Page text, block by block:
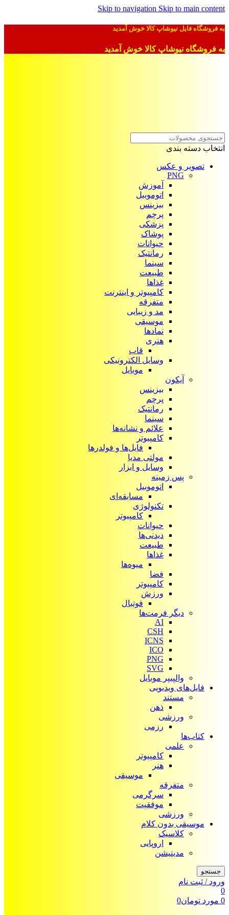
Skip to navigation Skip to main content
به فروشگاه فایل نیوشاپ کالا خوش آمدید
به فروشگاه نیوشاپ کالا خوش آمدید
انتخاب دسته بندی
تصویر و عکس
PNG
آموزش
اتوموبیل
بیزینس
پرچم
پزشکی
پوشاک
حیوانات
رمانتیک
سینما
طبیعت
غذاها
کامپیوتر و اینترنت
متفرقه
مد و زیبایی
موسیقی
نمادها
هنری
قاب
وسایل الکترونیکی
موبایل
آیکون‌
بیزینس
پرچم
رمانتیک
سینما
علائم و نشانه‌ها
کامپیوتر
فایل‌ها و فولدرها
مولتی مدیا
وسایل و ابزار
پس زمینه
اتوموبیل
مسابقه‌ای
تکنولوژی
کامپیوتر
حیوانات
دیدنی‌ها
طبیعت
غذاها
میوه‌ها
فضا
کامپیوتر
ورزش
فوتبال
دیگر فرمت‌ها
AI
CSH
ICNS
ICO
PNG
SVG
والپیپر موبایل
فایل‌های ویدیویی
مستند
ذهن
ورزشی
رزمی
کتاب‌ها
علمی
کامپیوتر
هنر
موسیقی
متفرقه
سرگرمی
موفقیت
ورزشی
موسیقی بدون کلام
کلاسیک
اروپایی
مدیتیشن
جستجو
ورود / ثبت نام
0
0 مورد تومان0